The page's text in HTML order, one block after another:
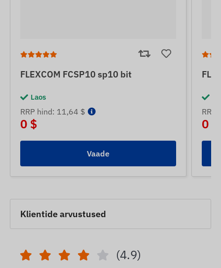
FLEXCOM FCSP10 sp10 bit
Laos
RRP hind: 11,64 $
0 $
Vaade
RRP
0 $
Klientide arvustused
(4.9)